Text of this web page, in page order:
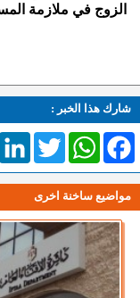
الزوج في ملازمة
شارك هذا الخبر :
TwitterWhatsAppFacebook
مواضيع ساخنة اخرى